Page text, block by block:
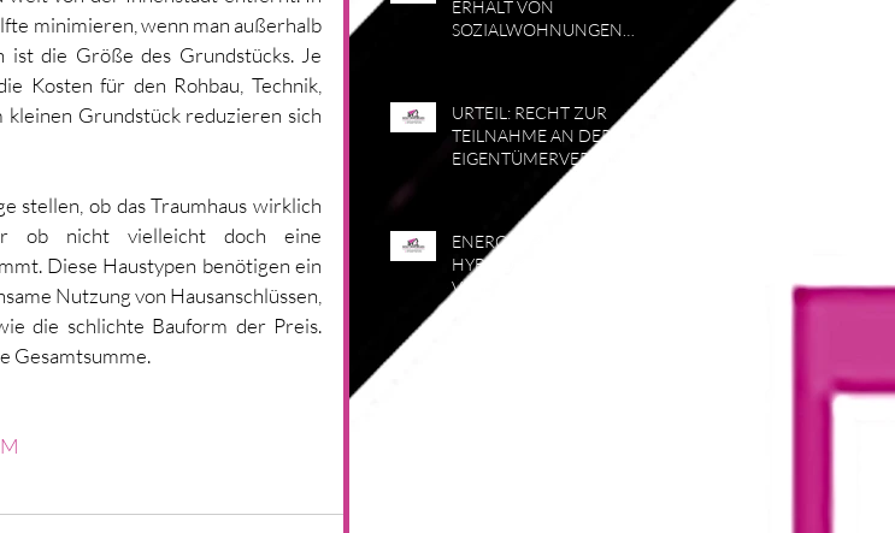
minimieren, wenn man außerhalb
die Größe des Grundstücks. Je
Kosten für den Rohbau, Technik,
kleinen Grundstück reduzieren sich
stellen, ob das Traumhaus wirklich
ob nicht vielleicht doch eine
Diese Haustypen benötigen ein
Nutzung von Hausanschlüssen,
die schlichte Bauform der Preis.
Gesamtsumme.
ERHALT VON
SOZIALWOHNUNGEN
URTEIL: RECHT ZUR
TEILNAHME AN DER
EIGENTÜMERVERSAMML
ENERGIESPAREN:
HYBRIDKOLLEKTOREN
VEREINEN